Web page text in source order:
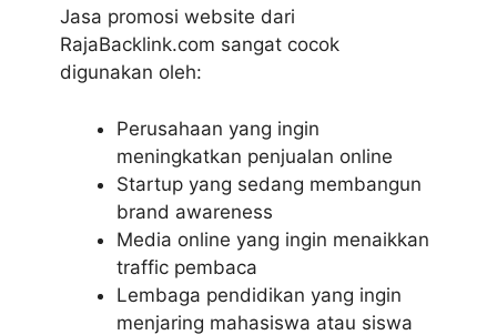
Jasa promosi website dari
RajaBacklink.com sangat cocok
digunakan oleh:
Perusahaan yang ingin
meningkatkan penjualan online
Startup yang sedang membangun
brand awareness
Media online yang ingin menaikkan
traffic pembaca
Lembaga pendidikan yang ingin
menjaring mahasiswa atau siswa